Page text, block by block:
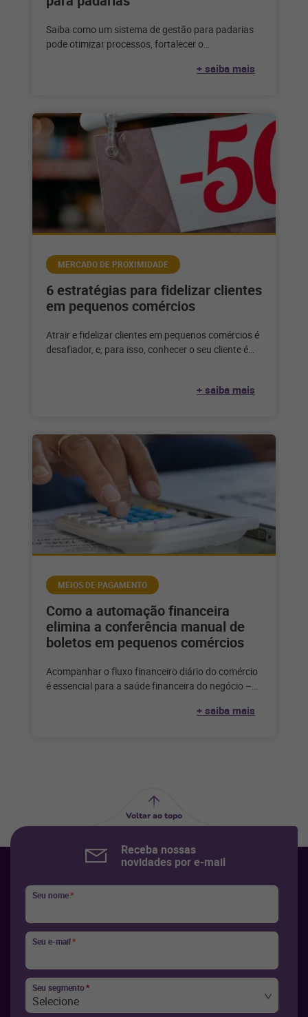
Saiba como um sistema de gestão para padarias
pode otimizar processos, fortalecer o
+ saiba mais
MERCADO DE PROXIMIDADE
6 estratégias para fidelizar clientes
em pequenos comércios
Atrair e fidelizar clientes em pequenos comércios é
desafiador, e, para isso, conhecer o seu cliente é
+ saiba mais
MEIOS DE PAGAMENTO
Como a automação financeira
elimina a conferência manual de
boletos em pequenos comércios
Acompanhar o fluxo financeiro diário do comércio
é essencial para a saúde financeira do negócio –
+ saiba mais
Voltar ao topo
Receba nossas
novidades por e-mail
Seu nome*
Seu e-mail*
Seu segmento*
Selecione